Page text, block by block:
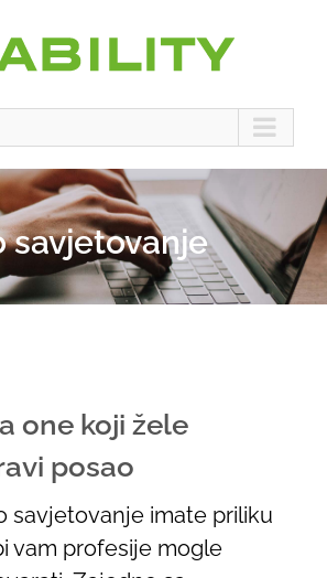
savjetovanje
one koji žele
posao
savjetovanje imate priliku
vam profesije mogle